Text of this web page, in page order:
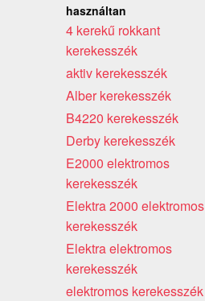
használtan
4 kerekű rokkant
kerekesszék
aktiv kerekesszék
Alber kerekesszék
B4220 kerekesszék
Derby kerekesszék
E2000 elektromos
kerekesszék
Elektra 2000 elektromos
kerekesszék
Elektra elektromos
kerekesszék
elektromos kerekesszék